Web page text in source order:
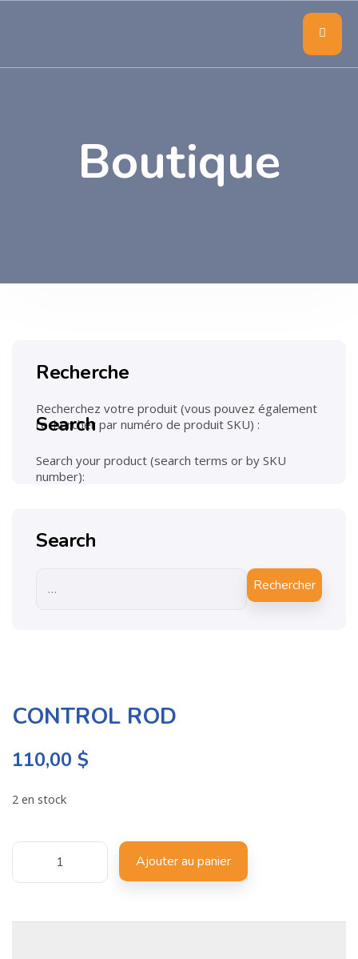
Boutique
CONTROL ROD
110,00 $
2 en stock
Ajouter au panier
Recherche
Recherchez votre produit (vous pouvez également
rechercher par numéro de produit SKU) :
Search
Search your product (search terms or by SKU
number):
Search
Rechercher